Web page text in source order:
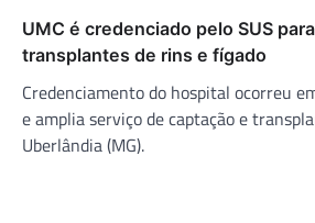
UMC é credenciado pelo SUS
transplantes de rins e fígado
Credenciamento do hospital ocorreu
e amplia serviço de captação e
Uberlândia (MG).